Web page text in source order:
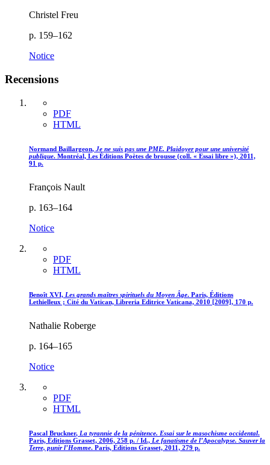
Christel Freu
p. 159–162
Notice
Recensions
PDF
HTML
Normand Baillargeon, Je ne suis pas une PME. Plaidoyer pour une université
publique. Montréal, Les Éditions Poètes de brousse (coll. « Essai libre »), 2011,
91 p.
François Nault
p. 163–164
Notice
PDF
HTML
Benoît XVI, Les grands maîtres spirituels du Moyen Âge. Paris, Éditions
Lethielleux ; Cité du Vatican, Libreria Editrice Vaticana, 2010 [2009], 170 p.
Nathalie Roberge
p. 164–165
Notice
PDF
HTML
Pascal Bruckner, La tyrannie de la pénitence. Essai sur le masochisme occidental.
Paris, Éditions Grasset, 2006, 258 p. / Id., Le fanatisme de l’Apocalypse. Sauver la
Terre, punir l’Homme. Paris, Éditions Grasset, 2011, 279 p.